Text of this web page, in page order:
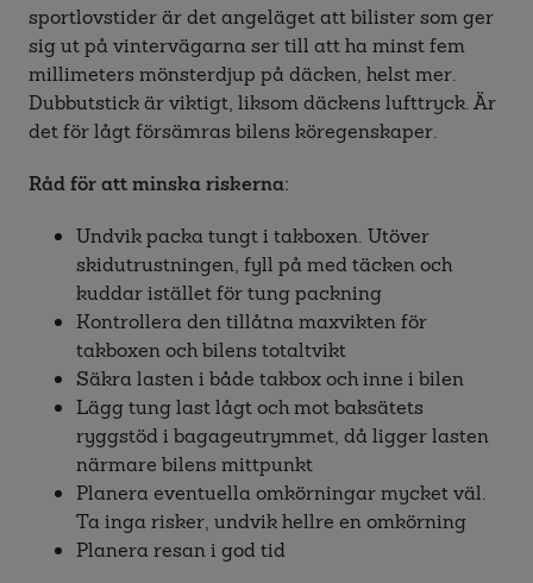
sportlovstider är det angeläget att bilister som ger
sig ut på vintervägarna ser till att ha minst fem
millimeters mönsterdjup på däcken, helst mer.
Dubbutstick är viktigt, liksom däckens lufttryck. Är
det för lågt försämras bilens köregenskaper.
Råd för att minska riskerna:
Undvik packa tungt i takboxen. Utöver
skidutrustningen, fyll på med täcken och
kuddar istället för tung packning
Kontrollera den tillåtna maxvikten för
takboxen och bilens totaltvikt
Säkra lasten i både takbox och inne i bilen
Lägg tung last lågt och mot baksätets
ryggstöd i bagageutrymmet, då ligger lasten
närmare bilens mittpunkt
Planera eventuella omkörningar mycket väl.
Ta inga risker, undvik hellre en omkörning
Planera resan i god tid